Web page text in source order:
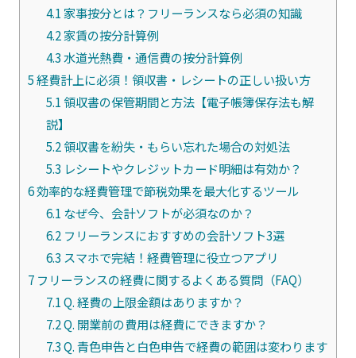
4.1 家事按分とは？フリーランスなら必須の知識
4.2家賃の按分計算例
4.3水道光熱費・通信費の按分計算例
5経費計上に必須！領収書・レシートの正しい扱い方
5.1 領収書の保管期間と方法【電子帳簿保存法も解
説】
5.2領収書を紛失・もらい忘れた場合の対処法
5.3 レシートやクレジットカード明細は有効か？
6効率的な経費管理で節税効果を最大化するツール
6.1 なぜ今、会計ソフトが必須なのか？
6.2フリーランスにおすすめの会計ソフト3選
6.3 スマホで完結！経費管理に役立つアプリ
7フリーランスの経費に関するよくある質問（FAQ）
7.1Q. 経費の上限金額はありますか？
7.2Q. 開業前の費用は経費にできますか？
7.3Q. 青色申告と白色申告で経費の範囲は変わります